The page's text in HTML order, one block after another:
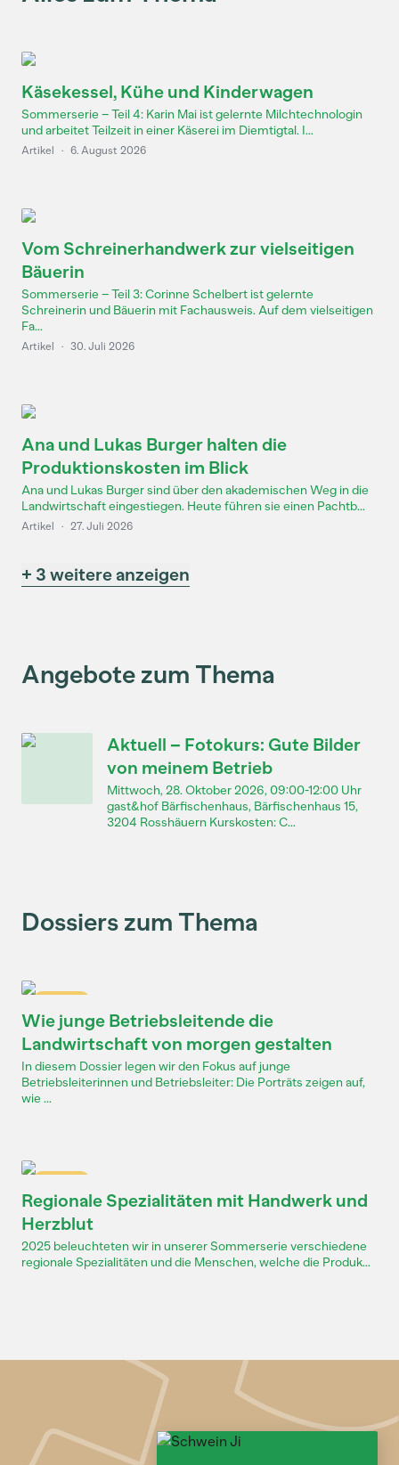
Käsekessel, Kühe und Kinderwagen
Sommerserie – Teil 4: Karin Mai ist gelernte Milchtechnologin
und arbeitet Teilzeit in einer Käserei im Diemtigtal. I...
Artikel · 6. August 2026
Vom Schreinerhandwerk zur vielseitigen
Bäuerin
Sommerserie – Teil 3: Corinne Schelbert ist gelernte
Schreinerin und Bäuerin mit Fachausweis. Auf dem vielseitigen
Fa...
Artikel · 30. Juli 2026
Ana und Lukas Burger halten die
Produktionskosten im Blick
Ana und Lukas Burger sind über den akademischen Weg in die
Landwirtschaft eingestiegen. Heute führen sie einen Pachtb...
Artikel · 27. Juli 2026
+ 3 weitere anzeigen
Angebote zum Thema
Aktuell – Fotokurs: Gute Bilder
von meinem Betrieb
Mittwoch, 28. Oktober 2026, 09:00-12:00 Uhr
gast&hof Bärfischenhaus, Bärfischenhaus 15,
3204 Rosshäuern Kurskosten: C...
Dossiers zum Thema
Wie junge Betriebsleitende die
Landwirtschaft von morgen gestalten
In diesem Dossier legen wir den Fokus auf junge
Betriebsleiterinnen und Betriebsleiter: Die Porträts zeigen auf,
wie ...
Regionale Spezialitäten mit Handwerk und
Herzblut
2025 beleuchteten wir in unserer Sommerserie verschiedene
regionale Spezialitäten und die Menschen, welche die Produk...